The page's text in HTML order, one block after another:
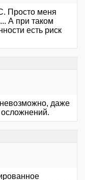
Просто меня
А при таком
есть риск
невозможно, даже